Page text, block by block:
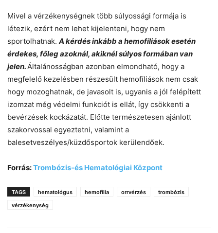
Mivel a vérzékenységnek több súlyossági formája is
létezik, ezért nem lehet kijelenteni, hogy nem
sportolhatnak. A kérdés inkább a hemofíliások esetén
érdekes, főleg azoknál, akiknél súlyos formában van
jelen.Általánosságban azonban elmondható, hogy a
megfelelő kezelésben részesült hemofíliások nem csak
hogy mozoghatnak, de javasolt is, ugyanis a jól felépített
izomzat még védelmi funkciót is ellát, így csökkenti a
bevérzések kockázatát. Előtte természetesen ajánlott
szakorvossal egyeztetni, valamint a
balesetveszélyes/küzdősportok kerülendőek.
Forrás:Trombózis-és Hematológiai Központ
TAGS hematológus hemofília orrvérzés
trombózis
vérzékenység